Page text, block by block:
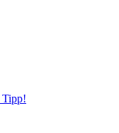
Tipp!